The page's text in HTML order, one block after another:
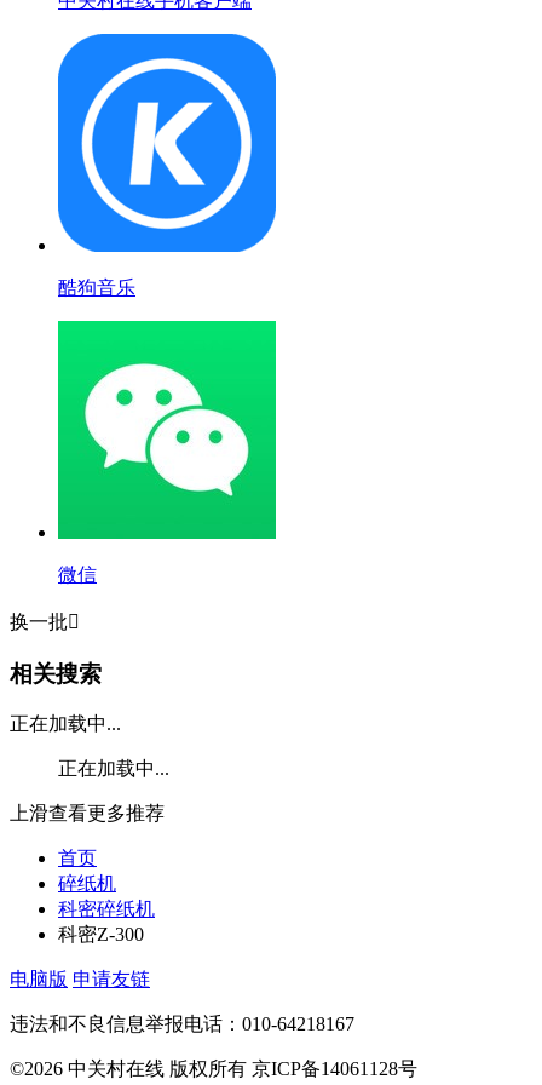
酷狗音乐
微信
换一批
相关搜索
正在加载中...
正在加载中...
上滑查看更多推荐
首页
碎纸机
科密碎纸机
科密Z-300
电脑版 申请友链
违法和不良信息举报电话：010-64218167
©2026 中关村在线 版权所有 京ICP备14061128号